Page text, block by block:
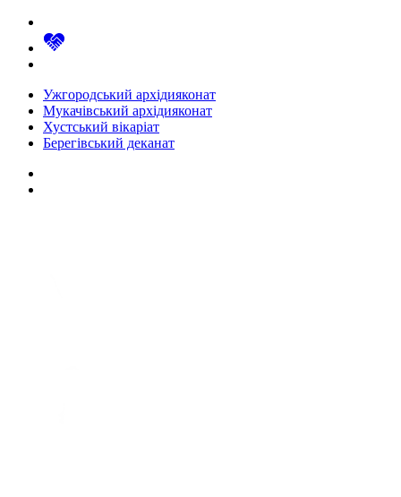
Ужгородський архідияконат
Мукачівський архідияконат
Хустський вікаріат
Берегівський деканат